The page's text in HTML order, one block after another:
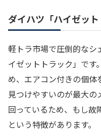
ダイハツ「ハイゼッ
軽トラ市場で圧倒的な
イゼットトラック」です
め、エアコン付きの個
見つけやすいのが最大
回っているため、もし故
という特徴があります。